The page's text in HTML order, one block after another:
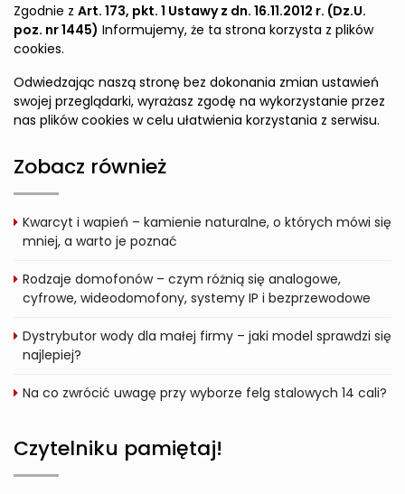
Zgodnie z Art. 173, pkt. 1 Ustawy z dn. 16.11.2012 r. (Dz.U.
poz. nr 1445) Informujemy, że ta strona korzysta z plików
cookies.
Odwiedzając naszą stronę bez dokonania zmian ustawień
swojej przeglądarki, wyrażasz zgodę na wykorzystanie przez
nas plików cookies w celu ułatwienia korzystania z serwisu.
Zobacz również
Kwarcyt i wapień – kamienie naturalne, o których mówi się
mniej, a warto je poznać
Rodzaje domofonów – czym różnią się analogowe,
cyfrowe, wideodomofony, systemy IP i bezprzewodowe
Dystrybutor wody dla małej firmy – jaki model sprawdzi się
najlepiej?
Na co zwrócić uwagę przy wyborze felg stalowych 14 cali?
Czytelniku pamiętaj!